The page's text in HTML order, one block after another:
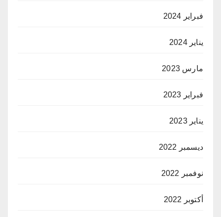
فبراير 2024
يناير 2024
مارس 2023
فبراير 2023
يناير 2023
ديسمبر 2022
نوفمبر 2022
أكتوبر 2022